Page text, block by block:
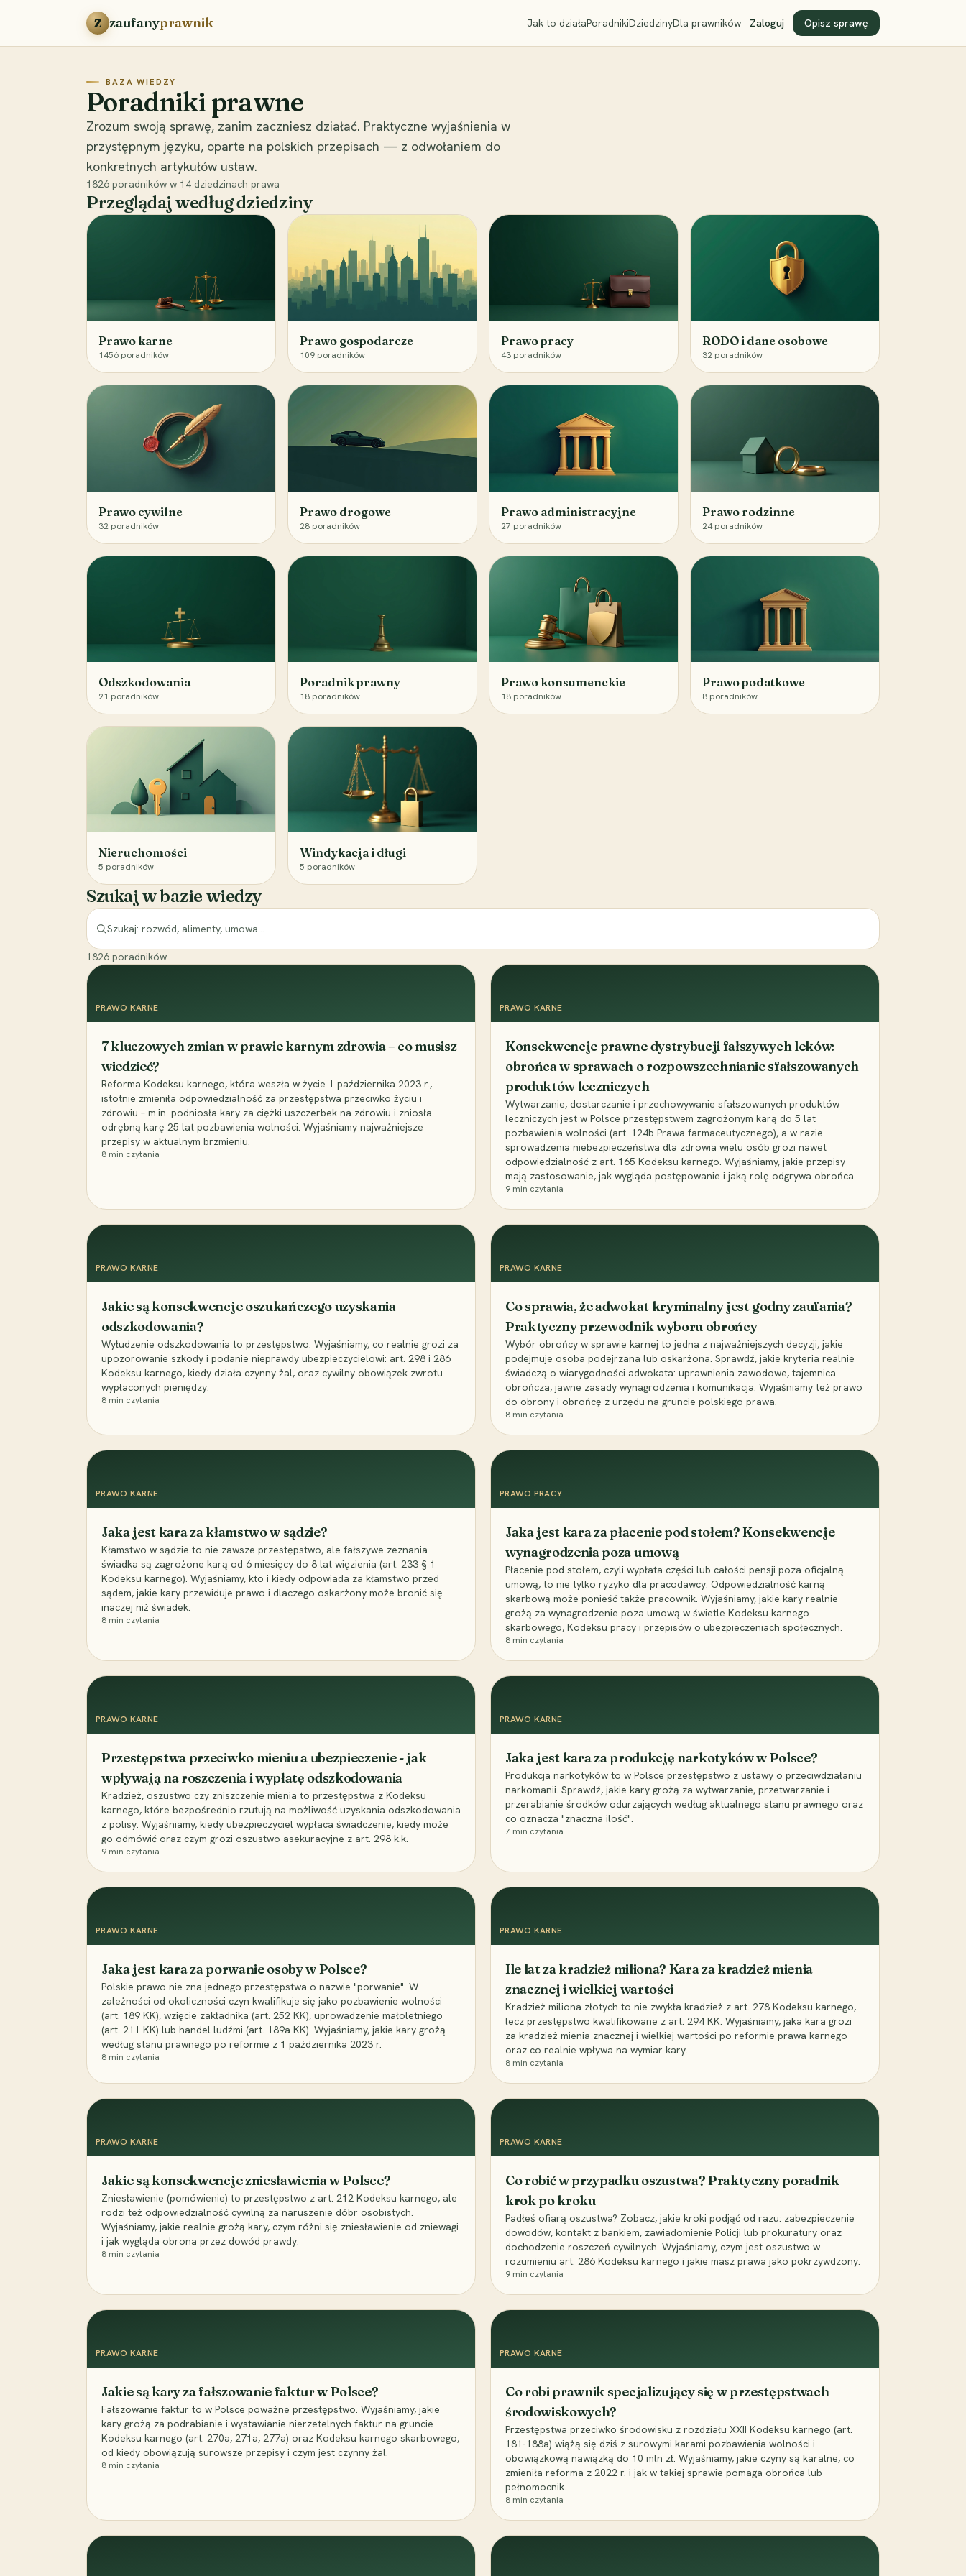
Przejdź do treści
Z zaufanyprawnik Jak to działaPoradnikiDziedzinyDla prawników Zaloguj Opisz sprawę
BAZA WIEDZY
Poradniki prawne
Zrozum swoją sprawę, zanim zaczniesz działać. Praktyczne wyjaśnienia w
przystępnym języku, oparte na polskich przepisach — z odwołaniem do
konkretnych artykułów ustaw.
1826 poradników w 14 dziedzinach prawa
Przeglądaj według dziedziny
Prawo karne
1456 poradników
Prawo gospodarcze
109 poradników
Prawo pracy
43 poradników
RODO i dane osobowe
32 poradników
Prawo cywilne
32 poradników
Prawo drogowe
28 poradników
Prawo administracyjne
27 poradników
Prawo rodzinne
24 poradników
Odszkodowania
21 poradników
Poradnik prawny
18 poradników
Prawo konsumenckie
18 poradników
Prawo podatkowe
8 poradników
Nieruchomości
5 poradników
Windykacja i długi
5 poradników
Szukaj w bazie wiedzy
1826 poradników
PRAWO KARNE
7 kluczowych zmian w prawie karnym zdrowia – co musisz
wiedzieć?
Reforma Kodeksu karnego, która weszła w życie 1 października 2023 r.,
istotnie zmieniła odpowiedzialność za przestępstwa przeciwko życiu i
zdrowiu – m.in. podniosła kary za ciężki uszczerbek na zdrowiu i zniosła
odrębną karę 25 lat pozbawienia wolności. Wyjaśniamy najważniejsze
przepisy w aktualnym brzmieniu.
8 min czytania
PRAWO KARNE
Konsekwencje prawne dystrybucji fałszywych leków:
obrońca w sprawach o rozpowszechnianie sfałszowanych
produktów leczniczych
Wytwarzanie, dostarczanie i przechowywanie sfałszowanych produktów
leczniczych jest w Polsce przestępstwem zagrożonym karą do 5 lat
pozbawienia wolności (art. 124b Prawa farmaceutycznego), a w razie
sprowadzenia niebezpieczeństwa dla zdrowia wielu osób grozi nawet
odpowiedzialność z art. 165 Kodeksu karnego. Wyjaśniamy, jakie przepisy
mają zastosowanie, jak wygląda postępowanie i jaką rolę odgrywa obrońca.
9 min czytania
PRAWO KARNE
Jakie są konsekwencje oszukańczego uzyskania
odszkodowania?
Wyłudzenie odszkodowania to przestępstwo. Wyjaśniamy, co realnie grozi za
upozorowanie szkody i podanie nieprawdy ubezpieczycielowi: art. 298 i 286
Kodeksu karnego, kiedy działa czynny żal, oraz cywilny obowiązek zwrotu
wypłaconych pieniędzy.
8 min czytania
PRAWO KARNE
Co sprawia, że adwokat kryminalny jest godny zaufania?
Praktyczny przewodnik wyboru obrońcy
Wybór obrońcy w sprawie karnej to jedna z najważniejszych decyzji, jakie
podejmuje osoba podejrzana lub oskarżona. Sprawdź, jakie kryteria realnie
świadczą o wiarygodności adwokata: uprawnienia zawodowe, tajemnica
obrończa, jawne zasady wynagrodzenia i komunikacja. Wyjaśniamy też prawo
do obrony i obrońcę z urzędu na gruncie polskiego prawa.
8 min czytania
PRAWO KARNE
Jaka jest kara za kłamstwo w sądzie?
Kłamstwo w sądzie to nie zawsze przestępstwo, ale fałszywe zeznania
świadka są zagrożone karą od 6 miesięcy do 8 lat więzienia (art. 233 § 1
Kodeksu karnego). Wyjaśniamy, kto i kiedy odpowiada za kłamstwo przed
sądem, jakie kary przewiduje prawo i dlaczego oskarżony może bronić się
inaczej niż świadek.
8 min czytania
PRAWO PRACY
Jaka jest kara za płacenie pod stołem? Konsekwencje
wynagrodzenia poza umową
Płacenie pod stołem, czyli wypłata części lub całości pensji poza oficjalną
umową, to nie tylko ryzyko dla pracodawcy. Odpowiedzialność karną
skarbową może ponieść także pracownik. Wyjaśniamy, jakie kary realnie
grożą za wynagrodzenie poza umową w świetle Kodeksu karnego
skarbowego, Kodeksu pracy i przepisów o ubezpieczeniach społecznych.
8 min czytania
PRAWO KARNE
Przestępstwa przeciwko mieniu a ubezpieczenie - jak
wpływają na roszczenia i wypłatę odszkodowania
Kradzież, oszustwo czy zniszczenie mienia to przestępstwa z Kodeksu
karnego, które bezpośrednio rzutują na możliwość uzyskania odszkodowania
z polisy. Wyjaśniamy, kiedy ubezpieczyciel wypłaca świadczenie, kiedy może
go odmówić oraz czym grozi oszustwo asekuracyjne z art. 298 k.k.
9 min czytania
PRAWO KARNE
Jaka jest kara za produkcję narkotyków w Polsce?
Produkcja narkotyków to w Polsce przestępstwo z ustawy o przeciwdziałaniu
narkomanii. Sprawdź, jakie kary grożą za wytwarzanie, przetwarzanie i
przerabianie środków odurzających według aktualnego stanu prawnego oraz
co oznacza "znaczna ilość".
7 min czytania
PRAWO KARNE
Jaka jest kara za porwanie osoby w Polsce?
Polskie prawo nie zna jednego przestępstwa o nazwie "porwanie". W
zależności od okoliczności czyn kwalifikuje się jako pozbawienie wolności
(art. 189 KK), wzięcie zakładnika (art. 252 KK), uprowadzenie małoletniego
(art. 211 KK) lub handel ludźmi (art. 189a KK). Wyjaśniamy, jakie kary grożą
według stanu prawnego po reformie z 1 października 2023 r.
8 min czytania
PRAWO KARNE
Ile lat za kradzież miliona? Kara za kradzież mienia
znacznej i wielkiej wartości
Kradzież miliona złotych to nie zwykła kradzież z art. 278 Kodeksu karnego,
lecz przestępstwo kwalifikowane z art. 294 KK. Wyjaśniamy, jaka kara grozi
za kradzież mienia znacznej i wielkiej wartości po reformie prawa karnego
oraz co realnie wpływa na wymiar kary.
8 min czytania
PRAWO KARNE
Jakie są konsekwencje zniesławienia w Polsce?
Zniesławienie (pomówienie) to przestępstwo z art. 212 Kodeksu karnego, ale
rodzi też odpowiedzialność cywilną za naruszenie dóbr osobistych.
Wyjaśniamy, jakie realnie grożą kary, czym różni się zniesławienie od zniewagi
i jak wygląda obrona przez dowód prawdy.
8 min czytania
PRAWO KARNE
Co robić w przypadku oszustwa? Praktyczny poradnik
krok po kroku
Padłeś ofiarą oszustwa? Zobacz, jakie kroki podjąć od razu: zabezpieczenie
dowodów, kontakt z bankiem, zawiadomienie Policji lub prokuratury oraz
dochodzenie roszczeń cywilnych. Wyjaśniamy, czym jest oszustwo w
rozumieniu art. 286 Kodeksu karnego i jakie masz prawa jako pokrzywdzony.
9 min czytania
PRAWO KARNE
Jakie są kary za fałszowanie faktur w Polsce?
Fałszowanie faktur to w Polsce poważne przestępstwo. Wyjaśniamy, jakie
kary grożą za podrabianie i wystawianie nierzetelnych faktur na gruncie
Kodeksu karnego (art. 270a, 271a, 277a) oraz Kodeksu karnego skarbowego,
od kiedy obowiązują surowsze przepisy i czym jest czynny żal.
8 min czytania
PRAWO KARNE
Co robi prawnik specjalizujący się w przestępstwach
środowiskowych?
Przestępstwa przeciwko środowisku z rozdziału XXII Kodeksu karnego (art.
181-188a) wiążą się dziś z surowymi karami pozbawienia wolności i
obowiązkową nawiązką do 10 mln zł. Wyjaśniamy, jakie czyny są karalne, co
zmieniła reforma z 2022 r. i jak w takiej sprawie pomaga obrońca lub
pełnomocnik.
8 min czytania